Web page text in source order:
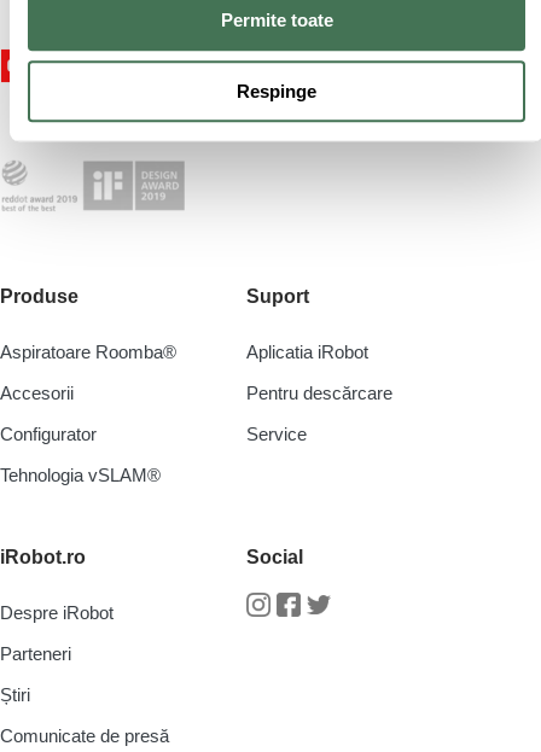
Permite toate
Respinge
Produse
Aspiratoare Roomba®
Accesorii
Configurator
Tehnologia vSLAM®
Suport
Aplicatia iRobot
Pentru descărcare
Service
iRobot.ro
Despre iRobot
Parteneri
Știri
Comunicate de presă
Social
InstagramFacebook